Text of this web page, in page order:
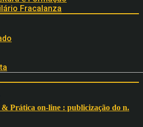
Fracalanza
Prática on-line : publicização do n.